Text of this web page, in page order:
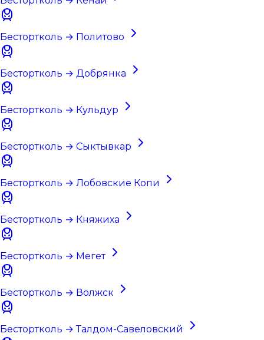
Бестортколь → Политово
Бестортколь → Добрянка
Бестортколь → Кульдур
Бестортколь → Сыктывкар
Бестортколь → Лобовские Копи
Бестортколь → Княжиха
Бестортколь → Мегет
Бестортколь → Волжск
Бестортколь → Талдом-Савеловский